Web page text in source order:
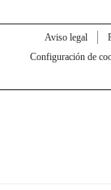
Aviso legal
Configuración de